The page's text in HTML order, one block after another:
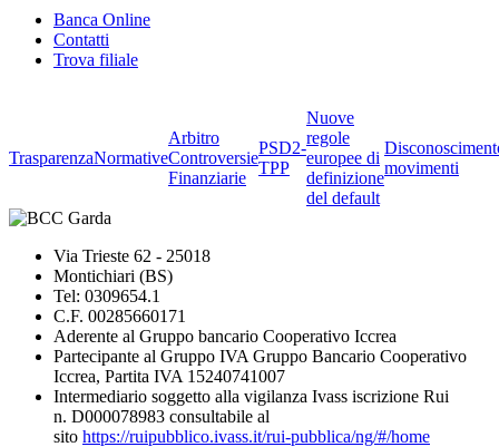
Banca Online
Contatti
Trova filiale
TrasparenzaNormative
Arbitro
Controversie
Finanziarie
PSD2-
TPP
Nuove
regole
europee di
definizione
del default
movimenti
Via Trieste 62 - 25018
Montichiari (BS)
Tel: 0309654.1
C.F. 00285660171
Aderente al Gruppo bancario Cooperativo Iccrea
Partecipante al Gruppo IVA Gruppo Bancario Cooperativo
Iccrea, Partita IVA 15240741007
Intermediario soggetto alla vigilanza Ivass iscrizione Rui
n. D000078983 consultabile al
sito https://ruipubblico.ivass.it/rui-pubblica/ng/#/home